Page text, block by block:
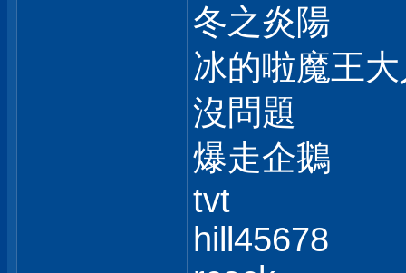
冬之炎陽
冰的啦魔王
沒問題
爆走企鵝
tvt
hill45678